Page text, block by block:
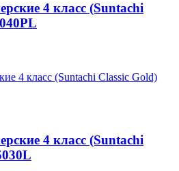
4 класс (Suntachi
4 класс (Suntachi